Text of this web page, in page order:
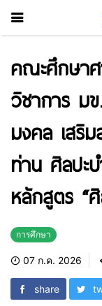
คณะศึกษา
วิชาการ ม
มงคล เสริ
ท่าน ศิลปะ
หลักสูตร “
การศึกษา
07 ก.ค. 2026
share